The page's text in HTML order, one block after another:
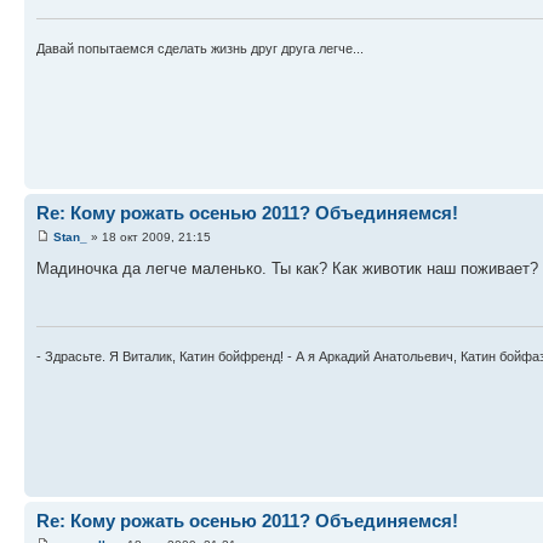
Давай попытаемся сделать жизнь друг друга легче...
Re: Кому рожать осенью 2011? Объединяемся!
Stan_ » 18 окт 2009, 21:15
Мадиночка да легче маленько. Ты как? Как животик наш поживает?
- Здрасьте. Я Виталик, Катин бойфренд! - А я Аркадий Анатольевич, Катин
Re: Кому рожать осенью 2011? Объединяемся!